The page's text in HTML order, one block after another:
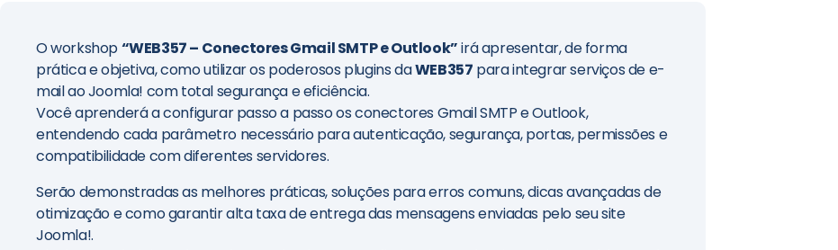
O workshop“WEB357 – Conectores Gmail SMTP e Outlook”irá apresentar, de forma
prática e objetiva, como utilizar os poderosos plugins daWEB357 para integrar serviços de e-
mail ao Joomla! com total segurança e eficiência.
Você aprenderá a configurar passo a passo os conectores Gmail SMTP e Outlook,
entendendo cada parâmetro necessário para autenticação, segurança, portas, permissões e
compatibilidade com diferentes servidores.
Serão demonstradas as melhores práticas, soluções para erros comuns, dicas avançadas de
otimização e como garantir alta taxa de entrega das mensagens enviadas pelo seu site
Joomla!.